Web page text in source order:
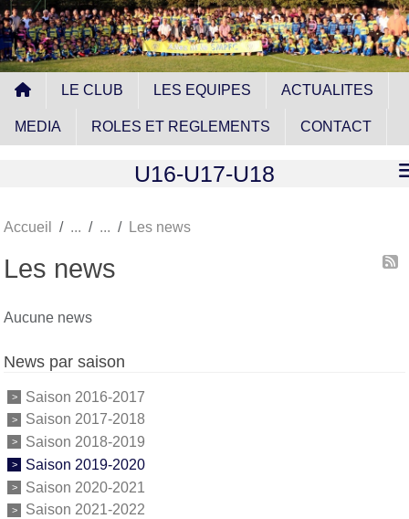
LE CLUB LES EQUIPES ACTUALITES
MEDIA ROLES ET REGLEMENTS CONTACT
U16-U17-U18
Accueil Les news
Les news
Aucune news
News par saison
Saison 2016-2017
Saison 2017-2018
Saison 2018-2019
Saison 2019-2020
Saison 2020-2021
Saison 2021-2022
Panneau de gestion des cookies